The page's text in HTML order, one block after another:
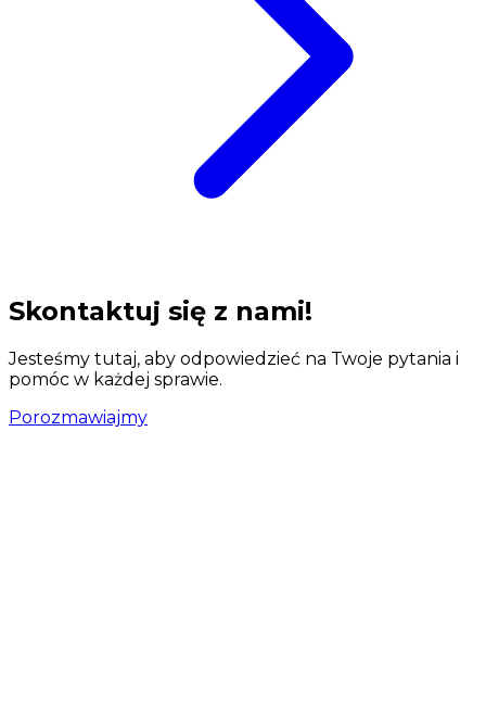
Skontaktuj się z nami!
Jesteśmy tutaj, aby odpowiedzieć na Twoje pytania i
pomóc w każdej sprawie.
Porozmawiajmy